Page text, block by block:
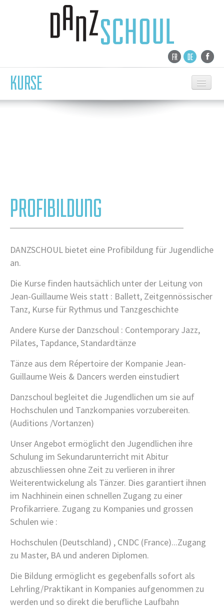
FR DE
KURSE
EMPFANG
CONTEMPORARY
MODERN/ ZEITG. JAZZ
MINDFUL STRETCHING / BODY CARE
SIMPLE
WEDDING DANCE
PROFIBILDUNG
PHOTOSTUDIO
SAELE MIETEN
DANCE LAB
ZEITEN / PREISE
ZEITEN
PREISE
KONTAKT
GALERIE
PROFIBILDUNG
DANZSCHOUL bietet eine Profibildung für Jugendliche
an.
Die Kurse finden hautsächlich unter der Leitung von
Jean-Guillaume Weis statt : Ballett, Zeitgennössischer
Tanz, Kurse für Rythmus und Tanzgeschichte
Andere Kurse der Danzschoul : Contemporary Jazz,
Pilates, Tapdance, Standardtänze
Tänze aus dem Répertoire der Kompanie Jean-
Guillaume Weis & Dancers werden einstudiert
Danzschoul begleitet die Jugendlichen um sie auf
Hochschulen und Tanzkompanies vorzubereiten.
(Auditions /Vortanzen)
Unser Angebot ermöglicht den Jugendlichen ihre
Schulung im Sekundarunterricht mit Abitur
abzuschliessen ohne Zeit zu verlieren in ihrer
Weiterentwickelung als Tänzer. Dies garantiert ihnen
im Nachhinein einen schnellen Zugang zu einer
Profikarriere. Zugang zu Kompanies und grossen
Schulen wie :
Hochschulen (Deutschland) , CNDC (France)...Zugang
zu Master, BA und anderen Diplomen.
Die Bildung ermöglicht es gegebenfalls sofort als
Lehrling/Praktikant in Kompanies aufgenommen zu
werden und so direkt die berufliche Laufbahn